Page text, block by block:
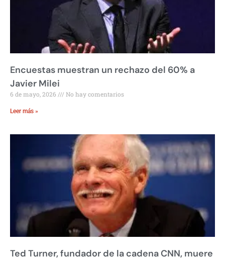
Encuestas muestran un rechazo del 60% a
Javier Milei
6 de mayo, 2026 No hay comentarios
Leer más »
Ted Turner, fundador de la cadena CNN, muere